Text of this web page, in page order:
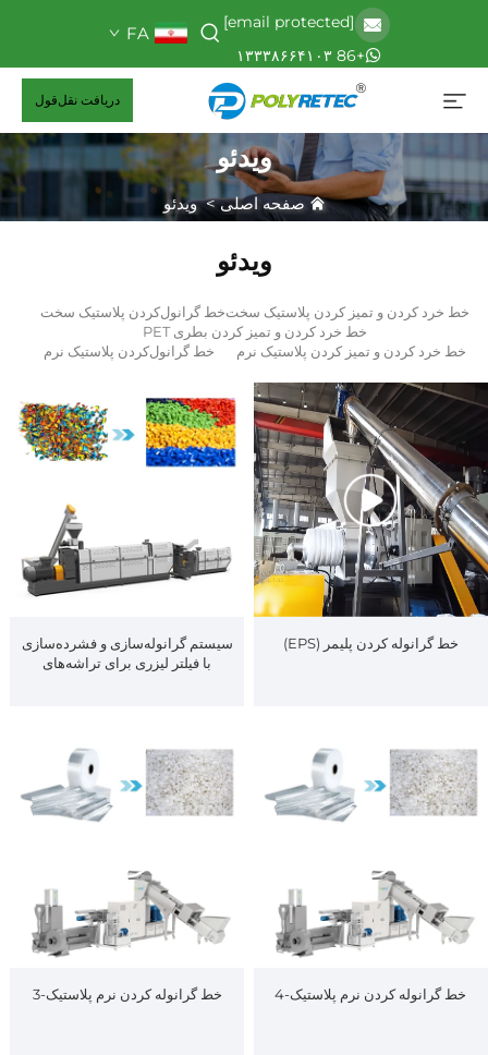
[email protected]
+86 ۱۳۳۳۸۶۶۴۱۰۳
FA
دریافت نقل‌قول
ویدئو
صفحه اصلی>ویدئو
ویدئو
خط خرد کردن و تمیز کردن پلاستیک سختخط گرانول‌کردن پلاستیک سخت
خط خرد کردن و تمیز کردن بطری PET
خط خرد کردن و تمیز کردن پلاستیک نرم
خط گرانول‌کردن پلاستیک نرم
خط گرانوله کردن پلیمر (EPS)
سیستم گرانوله‌سازی و فشرده‌سازی
با فیلتر لیزری برای تراشه‌های
خط گرانوله کردن نرم پلاستیک-4 خط گرانوله کردن نرم پلاستیک-3